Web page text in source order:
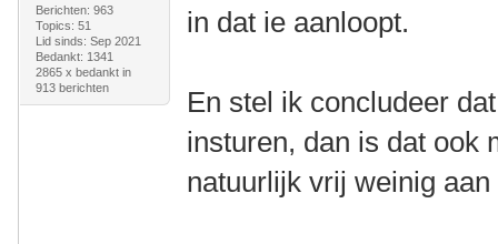
Berichten: 963
Topics: 51
Lid sinds: Sep 2021
Bedankt: 1341
2865 x bedankt in
913 berichten
in dat ie aanloopt.
En stel ik concludeer
insturen, dan is dat
natuurlijk vrij weinig